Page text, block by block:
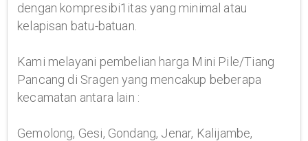
dengan kompresibi1itas yang minimal atau
kelapisan batu-batuan.
Kami melayani pembelian harga Mini Pile/Tiang
Pancang di Sragen yang mencakup beberapa
kecamatan antara lain :
Gemolong, Gesi, Gondang, Jenar, Kalijambe,